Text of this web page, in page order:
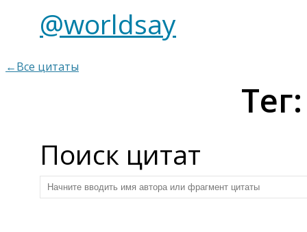
@worldsay
←Все цитаты
Поиск цитат